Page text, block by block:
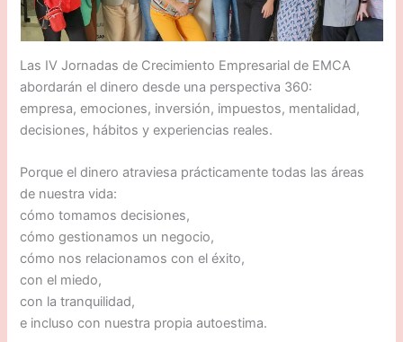
Las IV Jornadas de Crecimiento Empresarial de EMCA
abordarán el dinero desde una perspectiva 360:
empresa, emociones, inversión, impuestos, mentalidad,
decisiones, hábitos y experiencias reales.
Porque el dinero atraviesa prácticamente todas las áreas
de nuestra vida:
cómo tomamos decisiones,
cómo gestionamos un negocio,
cómo nos relacionamos con el éxito,
con el miedo,
con la tranquilidad,
e incluso con nuestra propia autoestima.